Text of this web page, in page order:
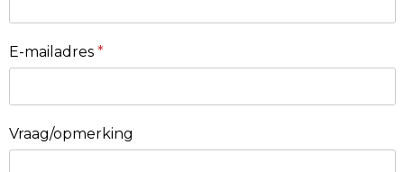
E-mailadres *
Vraag/opmerking